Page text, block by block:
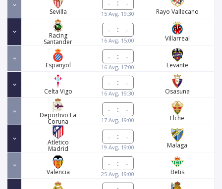
Sevilla
:
15 Avg, 19:30 Rayo Vallecano
Racing
Santander
:
16 Avg, 15:00 Villarreal
Espanyol
:
16 Avg, 17:00 Levante
Celta Vigo
:
16 Avg, 19:30 Osasuna
Deportivo La
Coruna
:
17 Avg, 19:00 Elche
Atletico
Madrid
:
19 Avg, 19:00 Malaga
Valencia
:
25 Avg, 19:00 Betis